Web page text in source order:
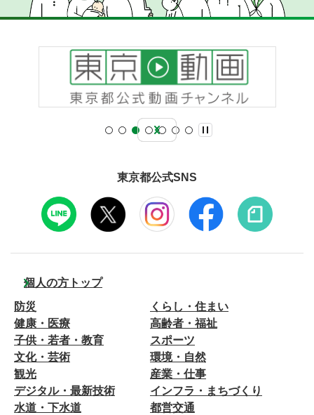
東京都公式SNS
個人の方トップ
防災
くらし・住まい
健康・医療
高齢者・福祉
子供・若者・教育
スポーツ
文化・芸術
環境・自然
観光
産業・仕事
デジタル・最新技術
インフラ・まちづくり
水道・下水道
都営交通